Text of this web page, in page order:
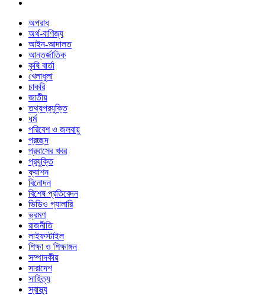
অপরাধ
অর্থ-বাণিজ্য
আইন-আদালত
আন্তর্জাতিক
কৃষি বার্তা
খেলাধুলা
চাকরি
জাতীয়
তথ্যপ্রযুক্তি
ধর্ম
পরিবেশ ও জলবায়ু
প্রচ্ছদ
প্রবাসের খবর
প্রযুক্তি
ফ্যাশন
বিনোদন
বিশেষ প্রতিবেদন
ভিডিও গ্যালারি
ভ্রমণ
রাজনীতি
লাইফস্টাইল
শিক্ষা ও শিক্ষাঙ্গন
সম্পাদকীয়
সারাদেশ
সাহিত্য
স্বাস্থ্য